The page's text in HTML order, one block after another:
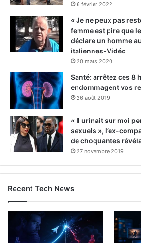
6 février 2022
« Je ne peux pas
femme est pire que
déclare un homme
italiennes-Vidéo
20 mars 2020
Santé: arrêtez ces 8
endommagent vos
26 août 2019
« Il urinait sur moi
sexuels », l’ex-
de choquantes
27 novembre 2019
Recent Tech News